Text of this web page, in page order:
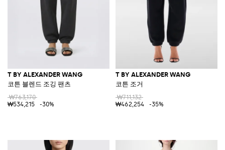
T BY ALEXANDER WANG
코튼 블렌드 조깅 팬츠
₩763,170
₩534,215
-30%
T BY ALEXANDER WANG
코튼 조거
₩711,132
₩462,254
-35%